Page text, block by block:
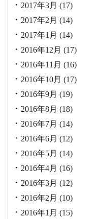
2017年3月 (17)
2017年2月 (14)
2017年1月 (14)
2016年12月 (17)
2016年11月 (16)
2016年10月 (17)
2016年9月 (19)
2016年8月 (18)
2016年7月 (14)
2016年6月 (12)
2016年5月 (14)
2016年4月 (16)
2016年3月 (12)
2016年2月 (10)
2016年1月 (15)